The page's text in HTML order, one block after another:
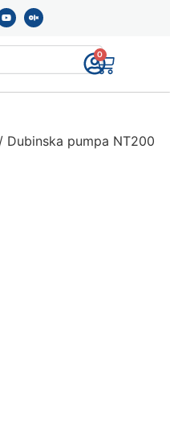
0
/ Dubinska pumpa NT200